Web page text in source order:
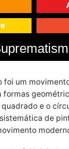
foi um
formas
e o
de